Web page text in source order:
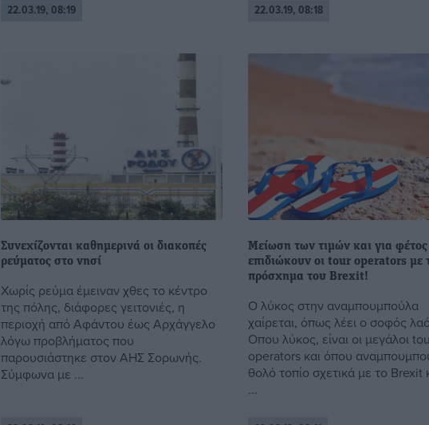
22.03.19, 08:19 22.03.19, 08:18
Συνεχίζονται καθημερινά οι διακοπές
ρεύματος στο νησί
Χωρίς ρεύμα έμειναν χθες το κέντρο
της πόλης, διάφορες γειτονιές, η
περιοχή από Αφάντου έως Αρχάγγελο
λόγω προβλήματος που
παρουσιάστηκε στον ΑΗΣ Σορωνής.
Σύμφωνα με ...
Μείωση των τιμών και για φέτος
επιδιώκουν οι tour operators με
πρόσχημα του Brexit!
Ο λύκος στην αναμπουμπούλα
χαίρεται, όπως λέει ο σοφός
Οπου λύκος, είναι οι μεγάλοι
operators και όπου
θολό τοπίο σχετικά με το Brexit
...